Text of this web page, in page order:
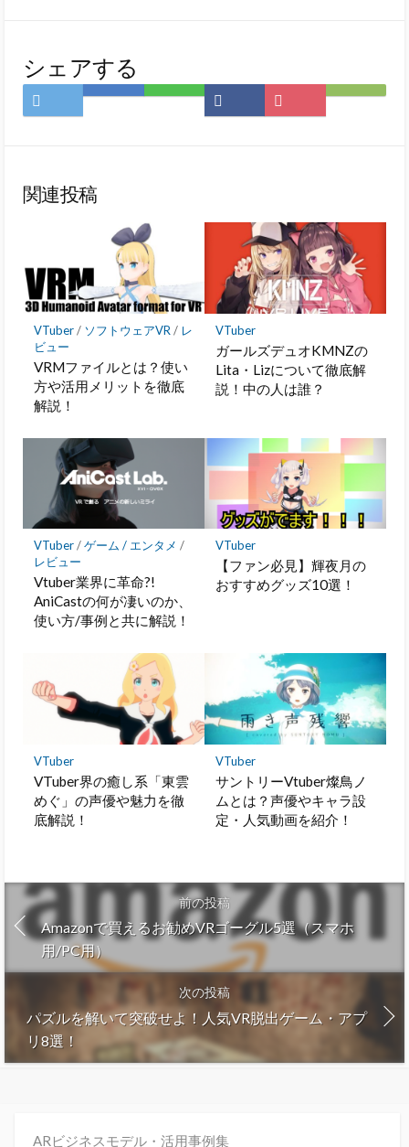
シェアする
Twitter
で
は
ク
保
LINE
Facebook
で
Pocket
に
Feedly
関連投稿
VTuber/ ソフトウェアVR / レ
ビュー
VRMファイルとは？使い
方や活用メリットを徹底
解説！
VTuber
ガールズデュオKMNZの
Lita・Lizについて徹底解
説！中の人は誰？
VTuber/ゲーム / エンタメ /
レビュー
Vtuber業界に革命?!
AniCastの何が凄いのか、
使い方/事例と共に解説！
VTuber
【ファン必見】輝夜月の
おすすめグッズ10選！
VTuber
VTuber界の癒し系「東雲
めぐ」の声優や魅力を徹
底解説！
VTuber
サントリーVtuber燦鳥ノ
ムとは？声優やキャラ設
定・人気動画を紹介！
前の投稿
Amazonで買えるお勧めVRゴーグル5選（スマホ
用/PC用）
次の投稿
パズルを解いて突破せよ！人気VR脱出ゲーム・アプ
リ8選！
ARビジネスモデル・活用事例集